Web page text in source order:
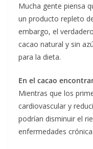
Mucha gente piensa
un producto repleto
embargo, el verdadero
cacao natural y sin
para la dieta.
En el cacao
Mientras que los
cardiovascular y
podrían disminuir el
enfermedades